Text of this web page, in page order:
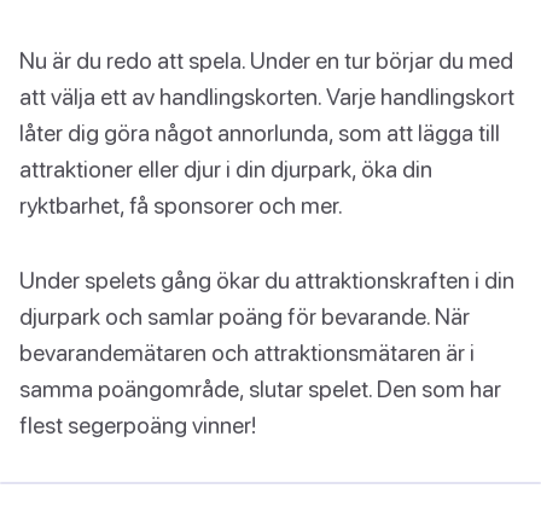
Nu är du redo att spela. Under en tur börjar du med
att välja ett av handlingskorten. Varje handlingskort
låter dig göra något annorlunda, som att lägga till
attraktioner eller djur i din djurpark, öka din
ryktbarhet, få sponsorer och mer.
Under spelets gång ökar du attraktionskraften i din
djurpark och samlar poäng för bevarande. När
bevarandemätaren och attraktionsmätaren är i
samma poängområde, slutar spelet. Den som har
flest segerpoäng vinner!